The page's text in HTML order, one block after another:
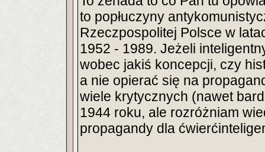
to popłuczyny
Rzeczpospolitej Polsce w
1952 - 1989. Jeżeli
wobec jakiś koncepcji, czy
a nie opierać się na
wiele krytycznych (nawet
1944 roku, ale rozróżniam
propagandy dla